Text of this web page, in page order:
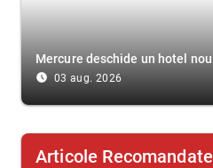
Mercure deschide un hotel nou
access_time_filled 03 aug. 2026
Articole Recomandate